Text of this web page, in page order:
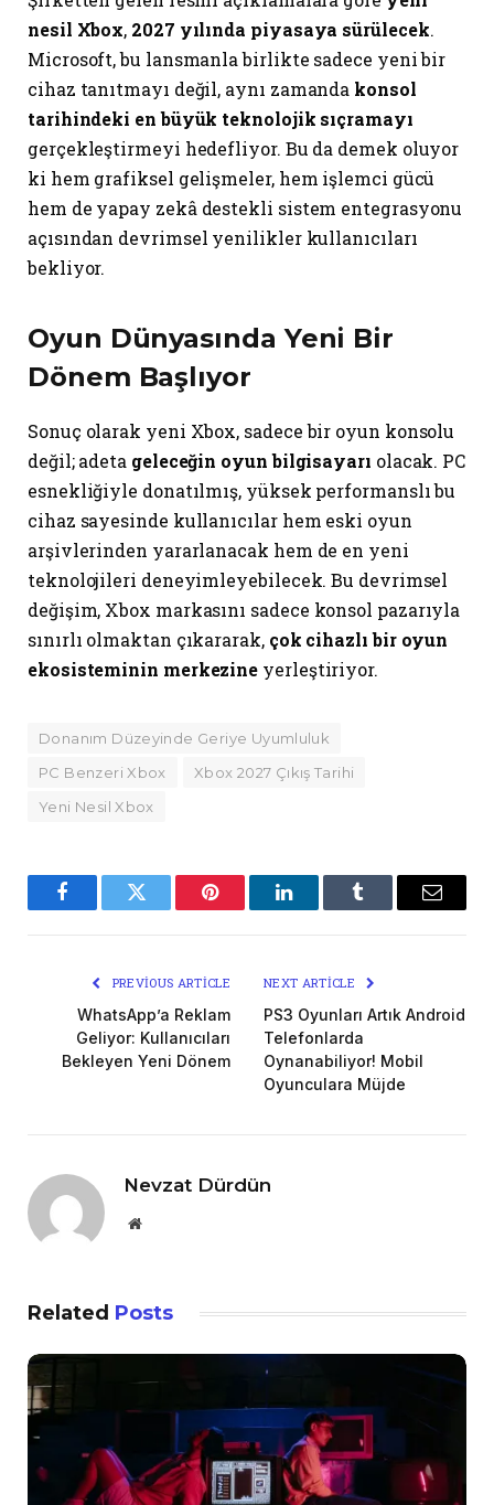
nesil Xbox, 2027 yılında piyasaya sürülecek.
Microsoft, bu lansmanla birlikte sadece yeni bir
cihaz tanıtmayı değil, aynı zamanda konsol
tarihindeki en büyük teknolojik sıçramayı
gerçekleştirmeyi hedefliyor. Bu da demek oluyor
ki hem grafiksel gelişmeler, hem işlemci gücü
hem de yapay zekâ destekli sistem entegrasyonu
açısından devrimsel yenilikler kullanıcıları
bekliyor.
Oyun Dünyasında Yeni Bir
Dönem Başlıyor
Sonuç olarak yeni Xbox, sadece bir oyun konsolu
değil; adeta geleceğin oyun bilgisayarı olacak. PC
esnekliğiyle donatılmış, yüksek performanslı bu
cihaz sayesinde kullanıcılar hem eski oyun
arşivlerinden yararlanacak hem de en yeni
teknolojileri deneyimleyebilecek. Bu devrimsel
değişim, Xbox markasını sadece konsol pazarıyla
sınırlı olmaktan çıkararak, çok cihazlı bir oyun
ekosisteminin merkezine yerleştiriyor.
Donanım Düzeyinde Geriye Uyumluluk
PC Benzeri Xbox
Xbox 2027 Çıkış Tarihi
Yeni Nesil Xbox
FacebookTwitter Pinterest LinkedInTumblr Email
PREVIOUS ARTICLE
WhatsApp’a Reklam
Geliyor: Kullanıcıları
Bekleyen Yeni Dönem
NEXT ARTICLE
PS3 Oyunları Artık Android
Telefonlarda
Oynanabiliyor! Mobil
Oyunculara Müjde
Nevzat Dürdün
Website
Related Posts